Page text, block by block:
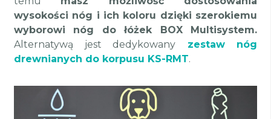
wysokości nóg i ich koloru dzięki szerokiemu
wyborowi nóg do łóżek BOX Multisystem.
Alternatywą jest dedykowany
zestaw nóg
drewnianych do korpusu KS-RMT.